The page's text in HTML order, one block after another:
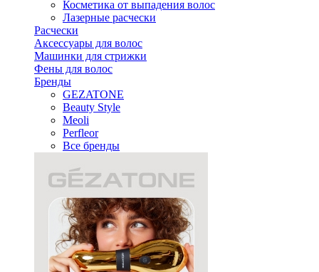
Косметика от выпадения волос
Лазерные расчески
Расчески
Аксессуары для волос
Машинки для стрижки
Фены для волос
Бренды
GEZATONE
Beauty Style
Meoli
Perfleor
Все бренды